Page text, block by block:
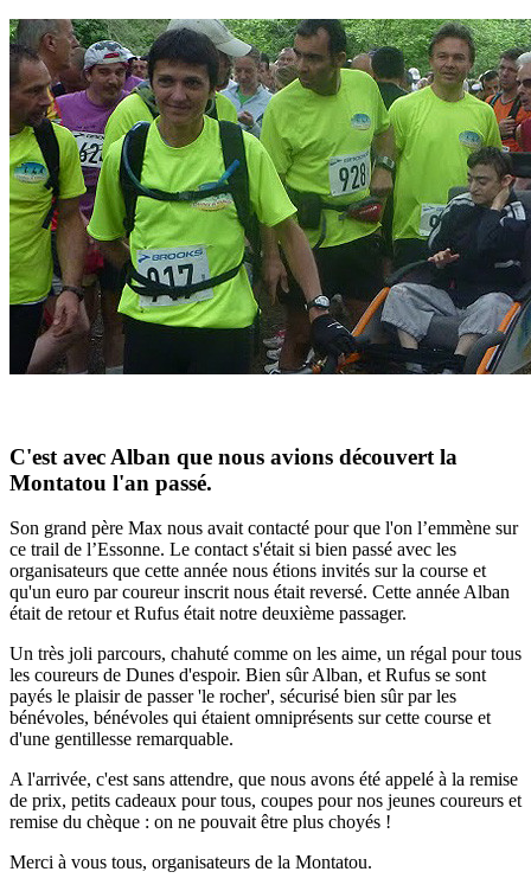
C'est avec Alban que nous avions découvert la
Montatou l'an passé.
Son grand père Max nous avait contacté pour que l'on l’emmène sur
ce trail de l’Essonne. Le contact s'était si bien passé avec les
organisateurs que cette année nous étions invités sur la course et
qu'un euro par coureur inscrit nous était reversé. Cette année Alban
était de retour et Rufus était notre deuxième passager.
Un très joli parcours, chahuté comme on les aime, un régal pour tous
les coureurs de Dunes d'espoir. Bien sûr Alban, et Rufus se sont
payés le plaisir de passer 'le rocher', sécurisé bien sûr par les
bénévoles, bénévoles qui étaient omniprésents sur cette course et
d'une gentillesse remarquable.
A l'arrivée, c'est sans attendre, que nous avons été appelé à la remise
de prix, petits cadeaux pour tous, coupes pour nos jeunes coureurs et
remise du chèque : on ne pouvait être plus choyés !
Merci à vous tous, organisateurs de la Montatou.